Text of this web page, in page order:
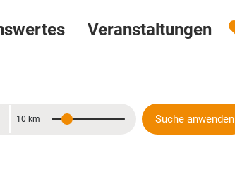
Veranstaltungen
Entfernung
10 km Suche anwenden